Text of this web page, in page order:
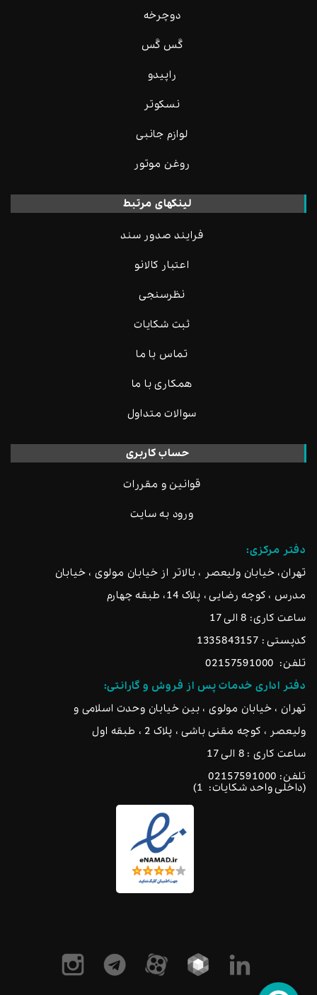
دوچرخه
گَس گَس
راپیدو
نسکوتر
لوازم جانبی
روغن موتور
لینکهای مرتبط
فرایند صدور سند
اعتبار کالانو
نظرسنجی
ثبت شکایات
تماس با ما
همکاری با ما
سوالات متداول
حساب کاربری
قوانین و مقررات
ورود به سایت
دفتر مرکزی:
تهران، خیابان ولیعصر ، بالاتر از خیابان مولوی ، خیابان
مدرس ، کوچه رضایی ، پلاک 14، طبقه چهارم
ساعت کاری: 8 الی 17
کدپستی : 1335843157
تلفن: 02157591000
دفتر اداری خدمات پس از فروش و گارانتی:
تهران ، خیابان مولوی ، بین خیابان وحدت اسلامی و
ولیعصر ، کوچه مقنی باشی ، پلاک 2 ، طبقه اول
ساعت کاری : 8 الی 17
تلفن: 02157591000
(داخلی واحد شکایات: 1)